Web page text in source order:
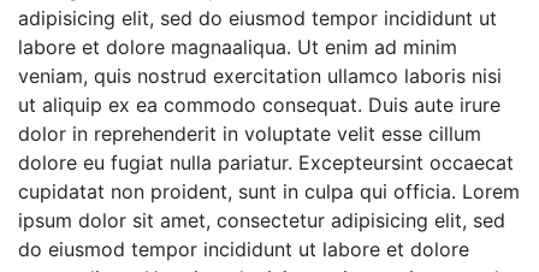
adipisicing elit, sed do eiusmod tempor incididunt ut
labore et dolore magnaaliqua. Ut enim ad minim
veniam, quis nostrud exercitation ullamco laboris nisi
ut aliquip ex ea commodo consequat. Duis aute irure
dolor in reprehenderit in voluptate velit esse cillum
dolore eu fugiat nulla pariatur. Excepteursint occaecat
cupidatat non proident, sunt in culpa qui officia. Lorem
ipsum dolor sit amet, consectetur adipisicing elit, sed
do eiusmod tempor incididunt ut labore et dolore